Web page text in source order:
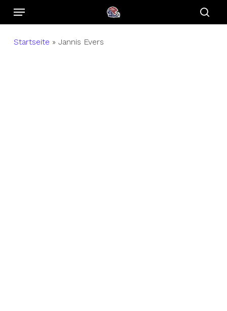
SkipMenu
Startseite » Jannis Evers